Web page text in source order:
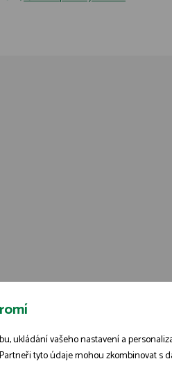
ukládání vašeho nastavení a
tyto údaje mohou zkombinovat s